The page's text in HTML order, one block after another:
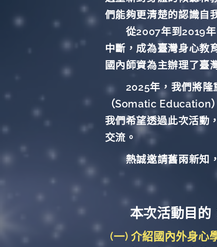
們能夠更清楚的認識自
從2007年到2019年
中斷，成為臺灣身心教
國內師資為主辦理了臺
2025年，我們將隆
（Somatic Education
我們希望透過此次活動
交流。
熱誠邀請舊雨新知，
本次活動目的
(一) 介紹國 內外身心